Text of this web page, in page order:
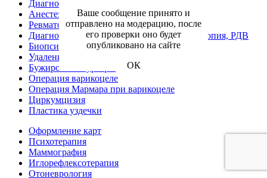
Диагностика
Анестезиология-реаниматология
Ревматология
Диагностическая, хирургическая гистероскопия, РДВ
Биопсия шейки матки
Удаление кисты влагалища
Бужирование уретры
Операция варикоцеле
Операция Мармара при варикоцеле
Циркумцизия
Пластика уздечки
Оформление карт
Психотерапия
Маммография
Иглорефлексотерапия
Отоневрология
Ваше сообщение принято и
отправлено на модерацию, после
его проверки оно будет
опубликовано на сайте
ОК